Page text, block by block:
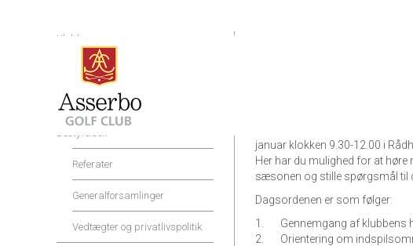
januar klokken 9.30-12.00 i
Her har du mulighed for at
sæsonen og stille spørgsmål til
Dagsordenen er som følger:
1. Gennemgang af klubbens
2. Orientering om
Klubben
Shop og Service
Priser og rabatter
Bestyrelsen
Referater
Generalforsamlinger
Vedtægter og privatlivspolitik